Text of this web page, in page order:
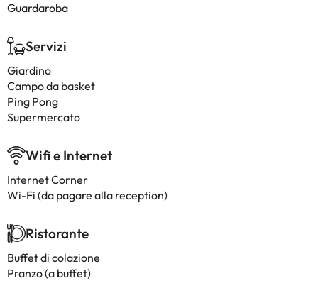
Guardaroba
Servizi
Giardino
Campo da basket
Ping Pong
Supermercato
Wifi e Internet
Internet Corner
Wi-Fi (da pagare alla reception)
Ristorante
Buffet di colazione
Pranzo (a buffet)